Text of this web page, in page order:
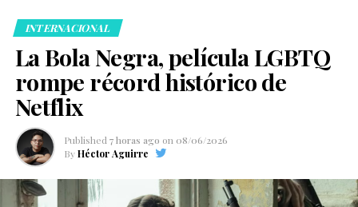
INTERNACIONAL
La Bola Negra, película LGBTQ
rompe récord histórico de
Netflix
Published 7 horas ago on 08/06/2026
By Héctor Aguirre